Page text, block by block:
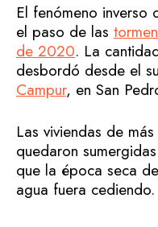
El fenómeno inverso
el paso de las
de 2020. La
desbordó desde el
Campur, en San
Las viviendas de
quedaron
que la época seca
agua fuera cediendo.